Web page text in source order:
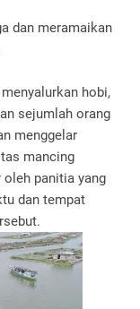
dan meramaikan
hobi,
sejumlah orang
menggelar
mancing
oleh panitia yang
dan tempat